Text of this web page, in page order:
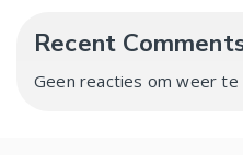
Recent
Geen reacties om weer te